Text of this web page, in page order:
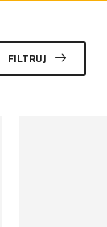
FILTRUJ